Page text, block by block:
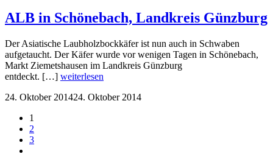
ALB in Schönebach, Landkreis Günzburg
Der Asiatische Laubholzbockkäfer ist nun auch in Schwaben
aufgetaucht. Der Käfer wurde vor wenigen Tagen in Schönebach,
Markt Ziemetshausen im Landkreis Günzburg
entdeckt. […] weiterlesen
24. Oktober 201424. Oktober 2014
1
2
3